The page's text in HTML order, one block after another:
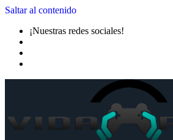
Saltar al contenido
¡Nuestras redes sociales!